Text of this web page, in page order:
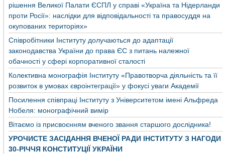
рішення Великої Палати ЄСПЛ у справі «Україна та Нідерланди
проти Росії»: наслідки для відповідальності та правосуддя на
окупованих територіях»
Співробітники Інституту долучаються до адаптації
законодавства України до права ЄС з питань належної
обачності у сфері корпоративної сталості
Колективна монографія Інституту «Правотворча діяльність та її
розвиток в умовах євроінтеграції» у фокусі уваги Академії
Посилення співпраці Інституту з Університетом імені Альфреда
Нобеля: монографічний вимір
Вітаємо із присвоєнням вченого звання старшого дослідника!
УРОЧИСТЕ ЗАСІДАННЯ ВЧЕНОЇ РАДИ ІНСТИТУТУ З НАГОДИ
30-РІЧЧЯ КОНСТИТУЦІЇ УКРАЇНИ